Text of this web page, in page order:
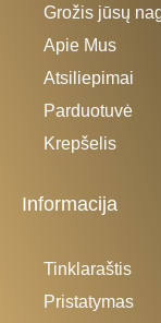
Grožis jūsų
Apie Mus
Atsiliepimai
Parduotuvė
Krepšelis
Informacija
Tinklaraštis
Pristatymas